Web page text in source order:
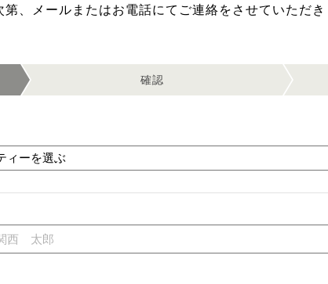
第、メールまたはお電話にてご連絡をさせていただ
確認